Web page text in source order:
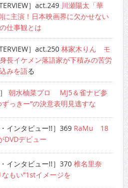
］act.249 川瀬陽太「華
に主演！日本映画界に欠かせない
仕事観とは
］act.250 林家木りん モ
長イケメン落語家が下積みの苦労
みを語る
朝水柚菜プロ MJ5＆雀ナビ参
っきー”の決意表明見逃すな
インタビュー!!］369 RaMu 18
DVDデビュー
インタビュー!!］370 椎名里奈
もい”1stイメージを